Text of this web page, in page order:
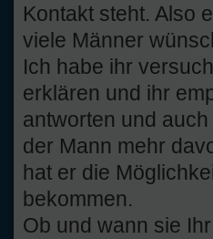
Kontakt steht. Also
viele Männer
Ich habe ihr
erklären und ihr
antworten und
der Mann mehr
hat er die
bekommen.
Ob und wann sie